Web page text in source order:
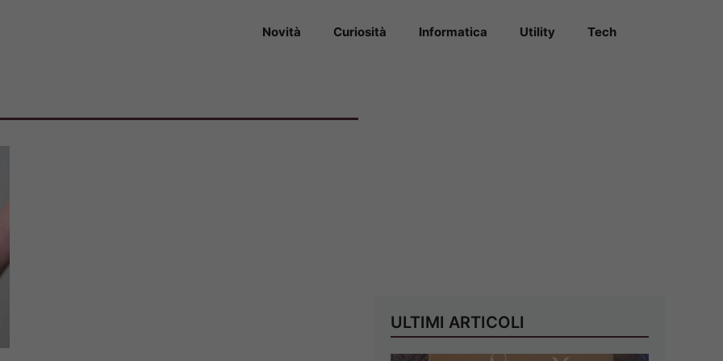
Novità Curiosità Informatica Utility Tech
ULTIMI ARTICOLI